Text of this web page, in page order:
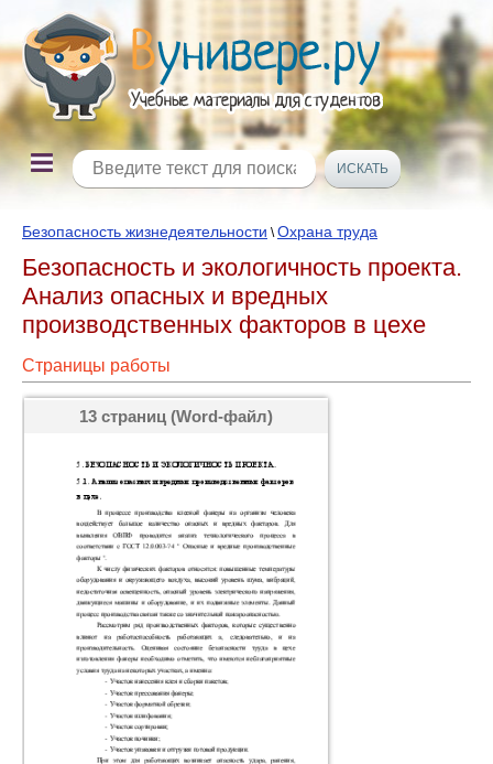
Безопасность жизнедеятельности \Охрана труда
Безопасность и экологичность проекта.
Анализ опасных и вредных
производственных факторов в цехе
Страницы работы
13 страниц (Word-файл)